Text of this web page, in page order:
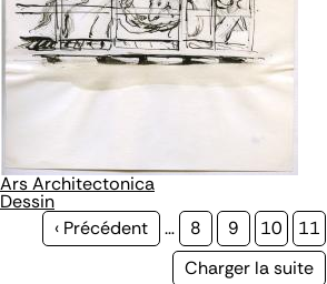
Ars Architectonica
Dessin
Page
‹ Précédent … Page
8 Page
9 Page
10 Page
11
Page
Charger la suite